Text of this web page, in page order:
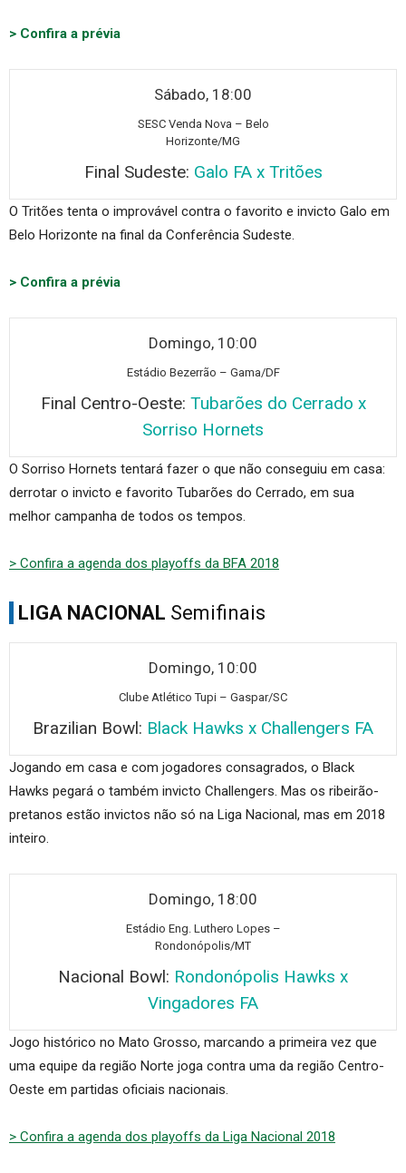
> Confira a prévia
Sábado, 18:00
SESC Venda Nova – Belo
Horizonte/MG
Final Sudeste: Galo FA x Tritões
O Tritões tenta o improvável contra o favorito e invicto Galo em
Belo Horizonte na final da Conferência Sudeste.
> Confira a prévia
Domingo, 10:00
Estádio Bezerrão – Gama/DF
Final Centro-Oeste: Tubarões do Cerrado x
Sorriso Hornets
O Sorriso Hornets tentará fazer o que não conseguiu em casa:
derrotar o invicto e favorito Tubarões do Cerrado, em sua
melhor campanha de todos os tempos.
> Confira a agenda dos playoffs da BFA 2018
LIGA NACIONAL Semifinais
Domingo, 10:00
Clube At lético Tupi – Gaspar/SC
Brazilian Bowl: Black Hawks x Challengers FA
Jogando em casa e com jogadores consagrados, o Black
Hawks pegará o também invicto Challengers. Mas os ribeirão-
pretanos estão invictos não só na Liga Nacional, mas em 2018
inteiro.
Domingo, 18:00
Estádio Eng. Luthero Lopes –
Rondonópolis/MT
Nacional Bowl: Rondonópolis Hawks x
Vingadores FA
Jogo histórico no Mato Grosso, marcando a primeira vez que
uma equipe da região Norte joga contra uma da região Centro-
Oeste em partidas oficiais nacionais.
> Confira a agenda dos playoffs da Liga Nacional 2018